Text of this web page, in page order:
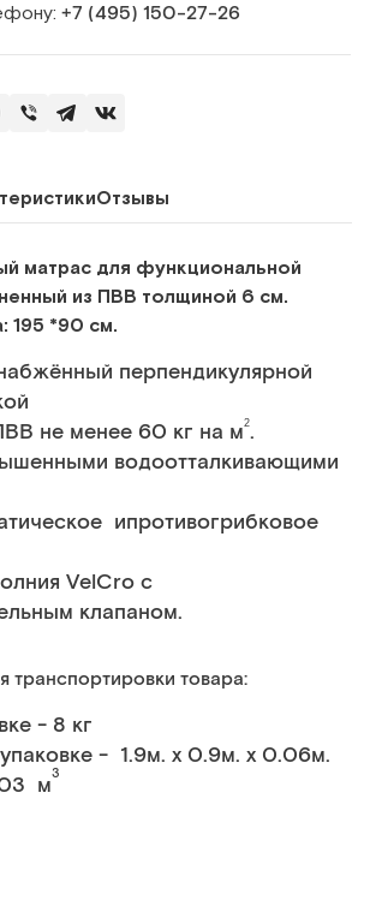
+7 (495) 150‑27‑26
Отзывы
матрас для функциональной
из ПВВ толщиной 6 см.
195 *90 см.
перпендикулярной
не менее 60 кг на м2.
водоотталкивающими
ипротивогрибковое
VelCro с
клапаном.
товара:
- 8 кг
- 1.9м. x 0.9м. x 0.06м.
м3